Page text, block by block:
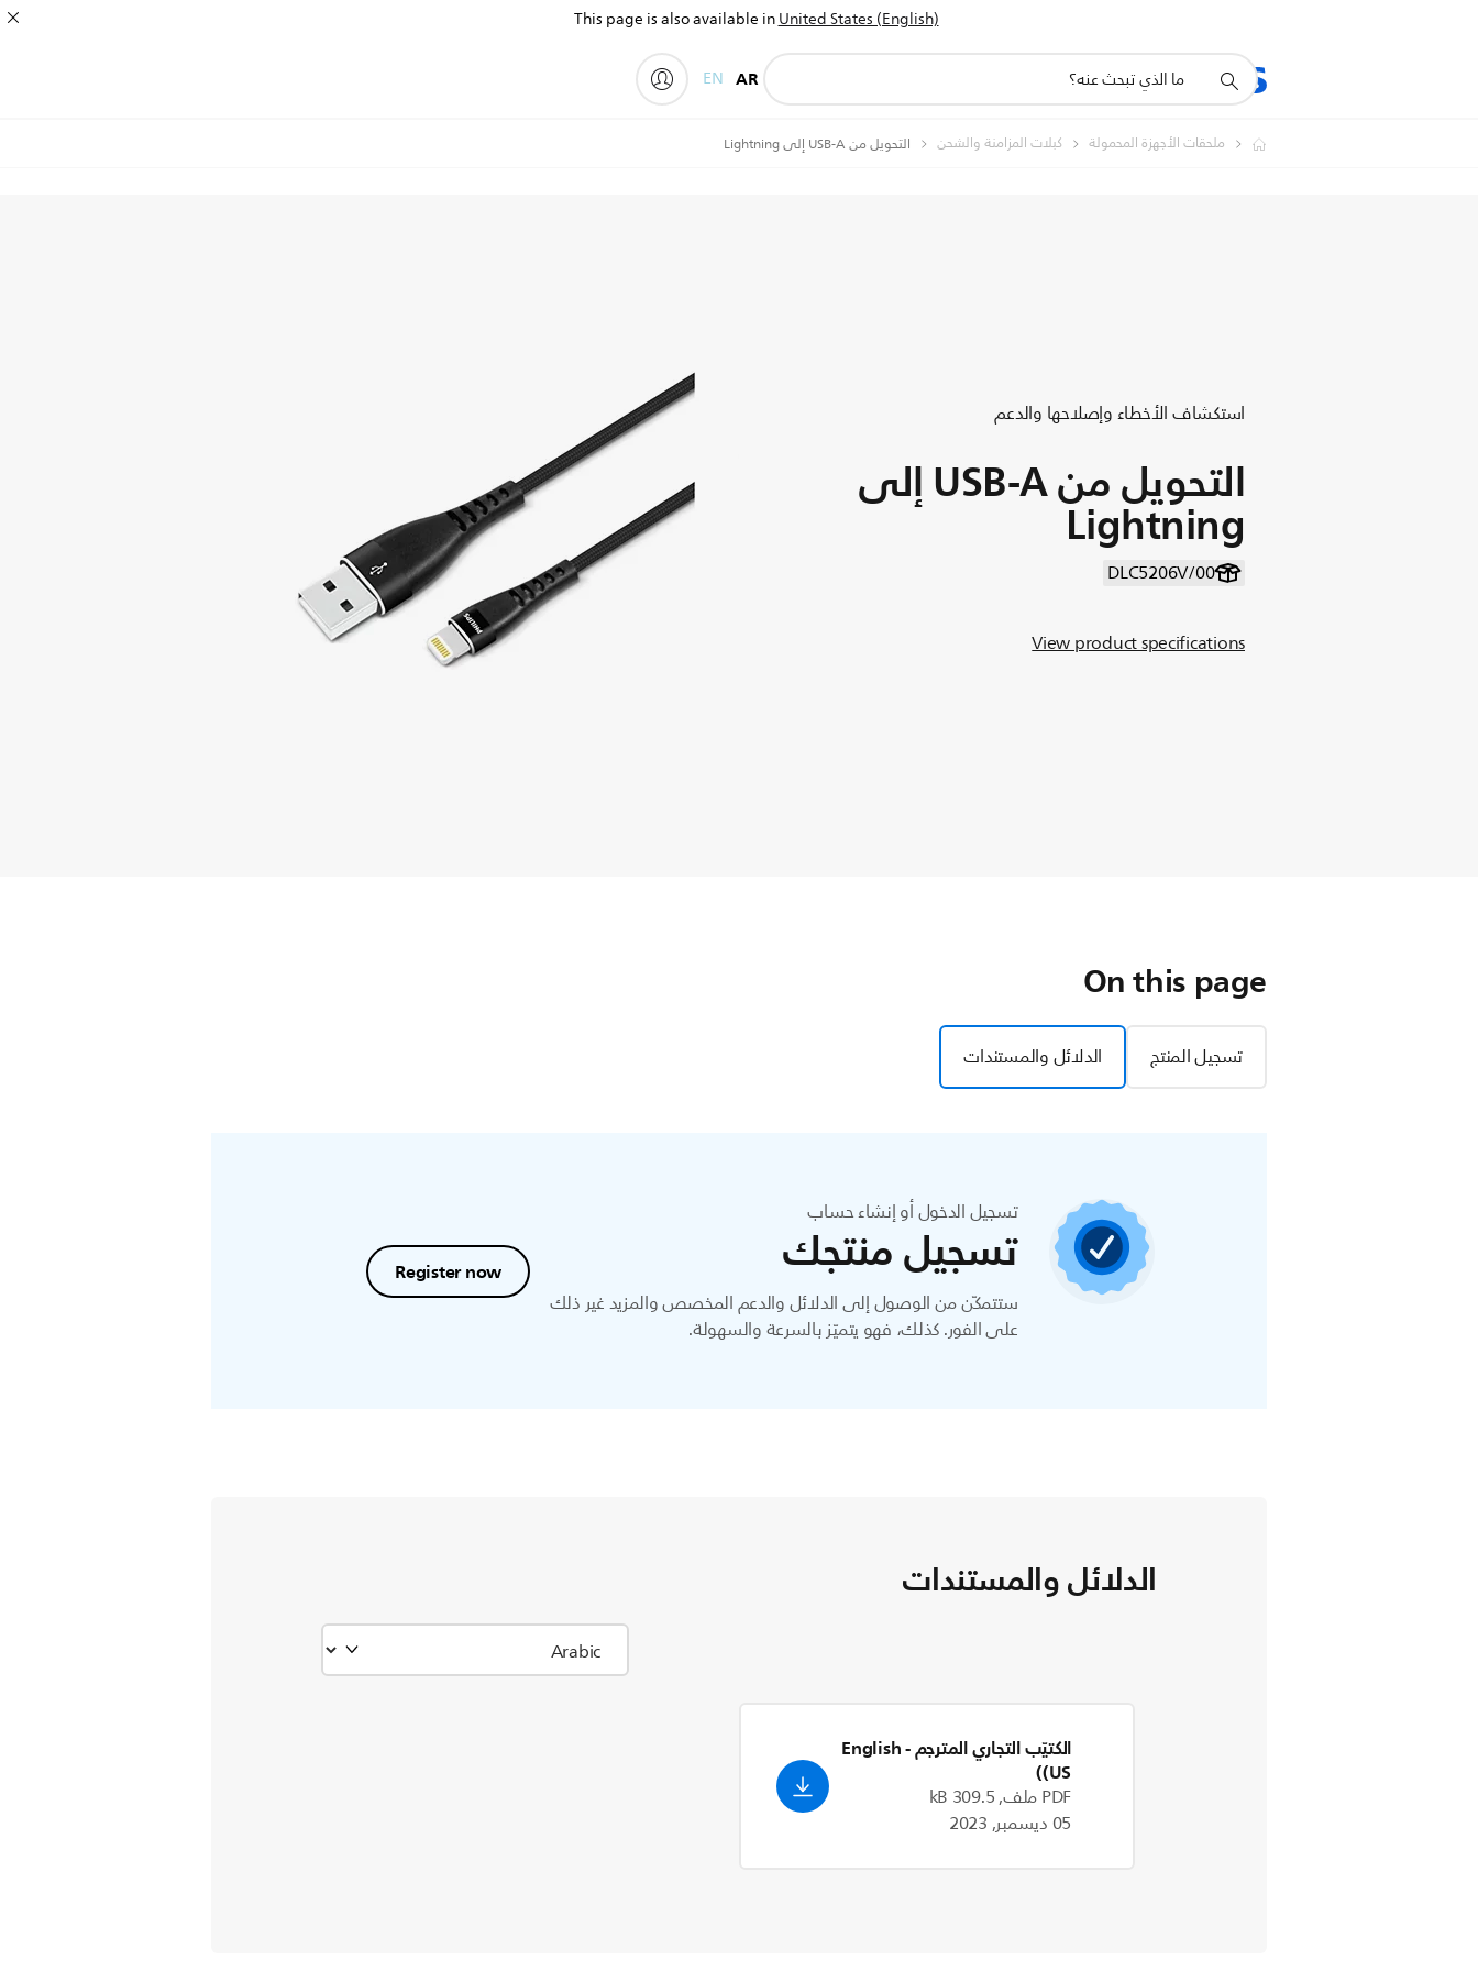
This page is also available inUnited States (English)
المنتجات
أيقونة
دعم
AR
EN
ملحقات الأجهزة المحمولة كبلات المزامنة والشحن التحويل من USB-A إلى Lightning
استكشاف الأخطاء وإصلاحها والدعم
التحويل من USB-A إلى
Lightning
DLC5206V/00
View product specifications
On this page
تسجيل المنتج الدلائل والمستندات
تسجيل الدخول أو إنشاء حساب
تسجيل منتجك
ستتمكّن من الوصول إلى الدلائل والدعم المخصص والمزيد غير ذلك
على الفور. كذلك، فهو يتميّز بالسرعة والسهولة.
Register now
الدلائل والمستندات
الكتيّب التجاري المترجم - English
(US)
PDF ملف, 309.5 kB
05 ديسمبر, 2023